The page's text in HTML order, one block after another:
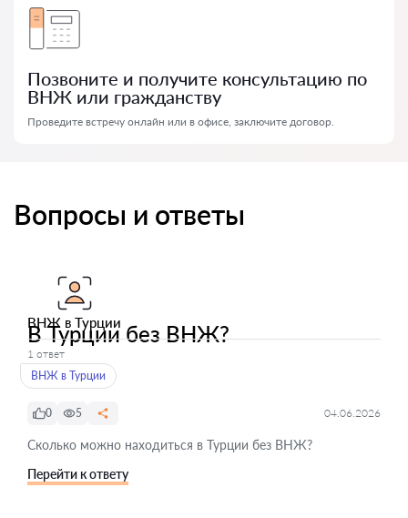
Позвоните и получите консультацию по
ВНЖ или гражданству
Проведите встречу онлайн или в офисе, заключите договор.
Вопросы и ответы
ВНЖ в Турции
В Турции без ВНЖ?
1 ответ
ВНЖ в Турции
0 5 04.06.2026
Сколько можно находиться в Турции без ВНЖ?
Перейти к ответу